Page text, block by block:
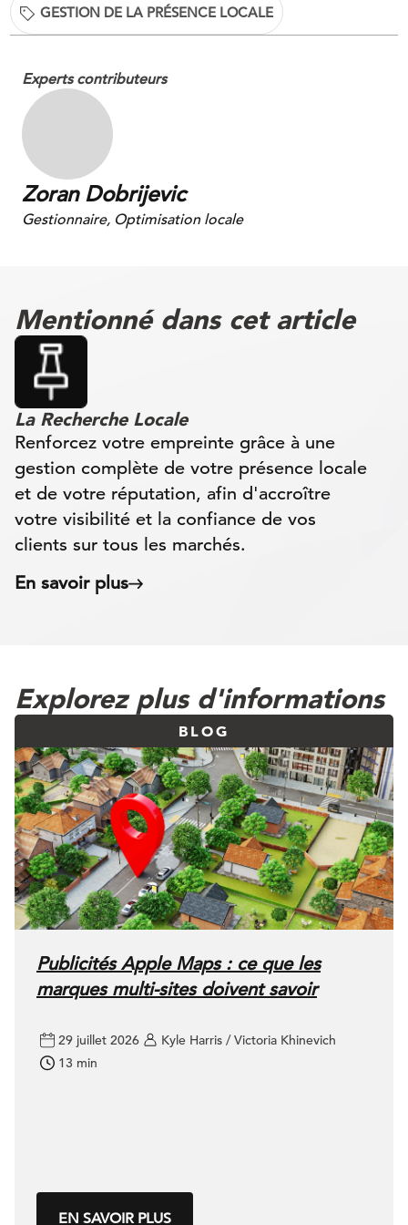
GESTION DE LA PRÉSENCE LOCALE
Experts contributeurs
Zoran Dobrijevic
Gestionnaire, Optimisation locale
Mentionné dans cet article
La Recherche Locale
Renforcez votre empreinte grâce à une
gestion complète de votre présence locale
et de votre réputation, afin d'accroître
votre visibilité et la confiance de vos
clients sur tous les marchés.
En savoir plus
Explorez plus d'informations
BLOG
Publicités Apple Maps : ce que les
marques multi-sites doivent savoir
29 juillet 2026
Kyle Harris / Victoria Khinevich
13 min
EN SAVOIR PLUS